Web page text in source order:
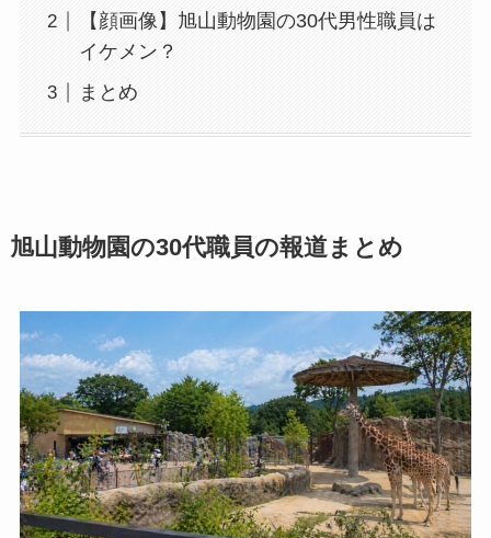
【顔画像】旭山動物園の30代男性職員は
イケメン？
まとめ
旭山動物園の30代職員の報道まとめ